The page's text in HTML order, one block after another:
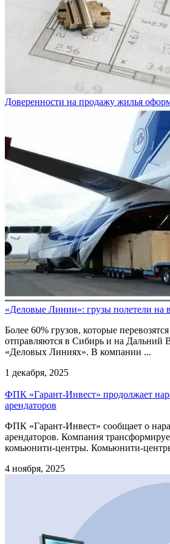
Доверенности на продажу жилья
«Деловые Линии»: грузы полетели на
Более 60% грузов, которые
отправляются в Сибирь и на Дальний
«Деловых Линиях». В компании ...
1 декабря, 2025
ФПК «Гарант-Инвест» продолжает
арендаторов
ФПК «Гарант-Инвест» сообщает о
арендаторов. Компания
комьюнити-центры. Комьюнити-
4 ноября, 2025